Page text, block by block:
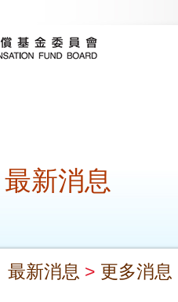
最新消息
最新消息 > 更多消息